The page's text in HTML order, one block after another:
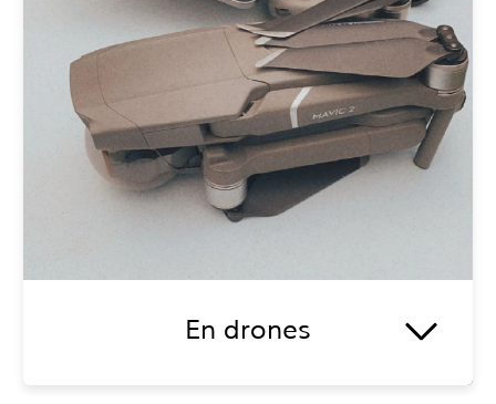
En drones